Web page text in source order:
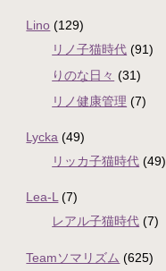
Lino (129)
リノ子猫時代 (91)
りのな日々 (31)
リノ健康管理 (7)
Lycka (49)
リッカ子猫時代 (49)
Lea-L (7)
レアル子猫時代 (7)
Teamソマリズム (625)